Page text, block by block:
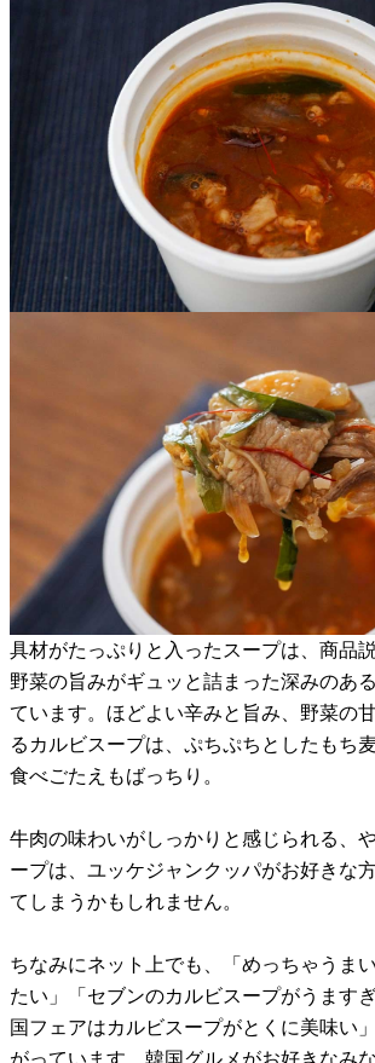
具材がたっぷりと入ったスープは、商品
野菜の旨みがギュッと詰まった深みのあ
ています。ほどよい辛みと旨み、野菜の
るカルビスープは、ぷちぷちとしたもち
食べごたえもばっちり。
牛肉の味わいがしっかりと感じられる、
ープは、ユッケジャンクッパがお好きな
てしまうかもしれません。
ちなみにネット上でも、「めっちゃうま
たい」「セブンのカルビスープがうます
国フェアはカルビスープがとくに美味い
がっています。韓国グルメがお好きなみ